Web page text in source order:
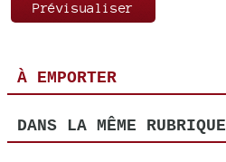
À EMPORTER
DANS LA MÊME RUBRIQUE